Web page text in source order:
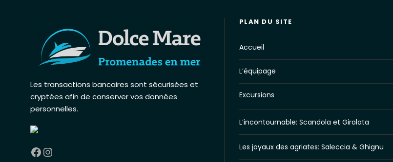
Les transactions bancaires sont sécurisées et
cryptées afin de conserver vos données
personnelles.
Facebook Instagram
PLAN DU SITE
Accueil
L’équipage
Excursions
L’incontournable: Scandola et Girolata
Les joyaux des agriates: Saleccia & Ghignu